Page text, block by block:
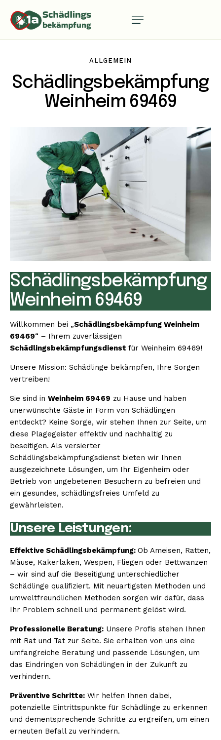
ALLGEMEIN
Schädlingsbekämpfung
Weinheim 69469
Schädlingsbekämpfung
Weinheim 69469
Willkommen bei „Schädlingsbekämpfung Weinheim
69469“ – Ihrem zuverlässigen
Schädlingsbekämpfungsdienst für Weinheim 69469!
Unsere Mission: Schädlinge bekämpfen, Ihre Sorgen
vertreiben!
Sie sind in Weinheim 69469 zu Hause und haben
unerwünschte Gäste in Form von Schädlingen
entdeckt? Keine Sorge, wir stehen Ihnen zur Seite, um
diese Plagegeister effektiv und nachhaltig zu
beseitigen. Als versierter
Schädlingsbekämpfungsdienst bieten wir Ihnen
ausgezeichnete Lösungen, um Ihr Eigenheim oder
Betrieb von ungebetenen Besuchern zu befreien und
ein gesundes, schädlingsfreies Umfeld zu
gewährleisten.
Unsere Leistungen:
Effektive Schädlingsbekämpfung: Ob Ameisen, Ratten,
Mäuse, Kakerlaken, Wespen, Fliegen oder Bettwanzen
– wir sind auf die Beseitigung unterschiedlicher
Schädlinge qualifiziert. Mit neuartigsten Methoden und
umweltfreundlichen Methoden sorgen wir dafür, dass
Ihr Problem schnell und permanent gelöst wird.
Professionelle Beratung: Unsere Profis stehen Ihnen
mit Rat und Tat zur Seite. Sie erhalten von uns eine
umfangreiche Beratung und passende Lösungen, um
das Eindringen von Schädlingen in der Zukunft zu
verhindern.
Präventive Schritte: Wir helfen Ihnen dabei,
potenzielle Eintrittspunkte für Schädlinge zu erkennen
und dementsprechende Schritte zu ergreifen, um einen
erneuten Befall zu verhindern.